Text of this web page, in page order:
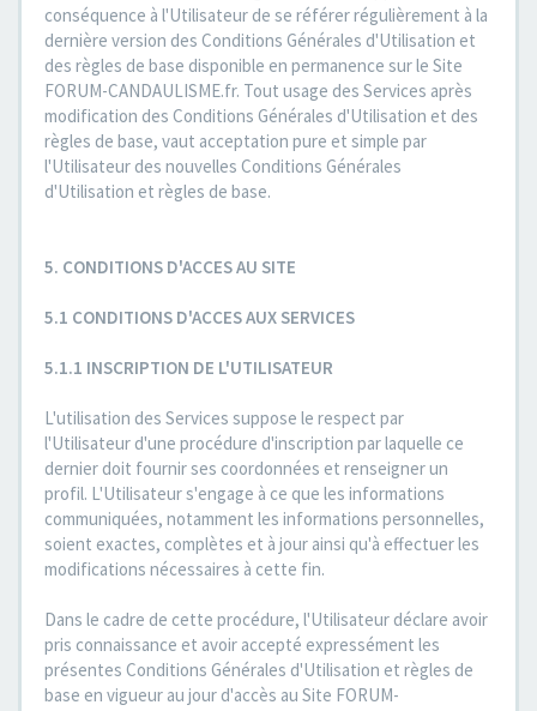
conséquence à l'Utilisateur de se référer régulièrement à la
dernière version des Conditions Générales d'Utilisation et
des règles de base disponible en permanence sur le Site
FORUM-CANDAULISME.fr. Tout usage des Services après
modification des Conditions Générales d'Utilisation et des
règles de base, vaut acceptation pure et simple par
l'Utilisateur des nouvelles Conditions Générales
d'Utilisation et règles de base.
5. CONDITIONS D'ACCES AU SITE
5.1 CONDITIONS D'ACCES AUX SERVICES
5.1.1 INSCRIPTION DE L'UTILISATEUR
L'utilisation des Services suppose le respect par
l'Utilisateur d'une procédure d'inscription par laquelle ce
dernier doit fournir ses coordonnées et renseigner un
profil. L'Utilisateur s'engage à ce que les informations
communiquées, notamment les informations personnelles,
soient exactes, complètes et à jour ainsi qu'à effectuer les
modifications nécessaires à cette fin.
Dans le cadre de cette procédure, l'Utilisateur déclare avoir
pris connaissance et avoir accepté expressément les
présentes Conditions Générales d'Utilisation et règles de
base en vigueur au jour d'accès au Site FORUM-